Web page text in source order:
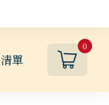
單
0